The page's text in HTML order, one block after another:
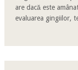
are dacă este
evaluarea gingiilor,